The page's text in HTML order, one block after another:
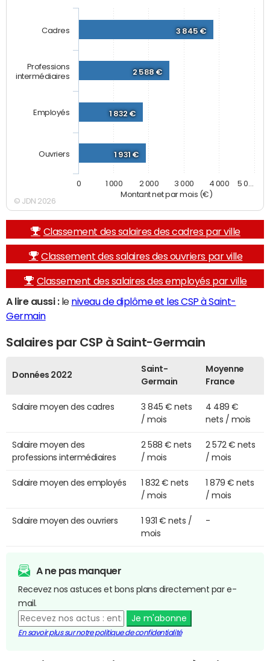
Montant net par mois (€)
3 845 €
2 588 €
1 832 €
1 931 €
Cadres
Professions
intermédiaires
Employés
Ouvriers
0 1 000 2 000 3 000 4 000 5 0…
© JDN 2026
Classement des salaires des cadres par ville
Classement des salaires des ouvriers par ville
Classement des salaires des employés par ville
A lire aussi :le niveau de diplôme et les CSP à Saint-
Germain
Salaires par CSP à Saint-Germain
Données 2022
Saint-
Germain
Moyenne
France
Salaire moyen des cadres
3 845 € nets
/ mois
4 489 €
nets / mois
Salaire moyen des
professions intermédiaires
2 588 € nets
/ mois
2 572 € nets
/ mois
Salaire moyen des employés
1 832 € nets
/ mois
1 879 € nets
/ mois
Salaire moyen des ouvriers
1 931 € nets /
mois
-
A ne pas manquer
Recevez nos astuces et bons plans directement par e-
mail.
Je m'abonne
En savoir plus sur notre politique de confidentialité